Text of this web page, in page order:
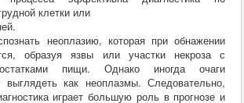
клетки или
неоплазию, которая при обнажении
образуя язвы или участки некроза с
пищи. Однако иногда очаги
выглядеть как неоплазмы. Следовательно,
играет большую роль в прогнозе и